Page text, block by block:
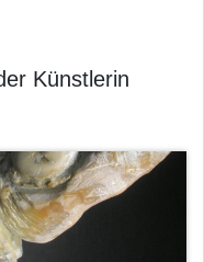
Künstlerin